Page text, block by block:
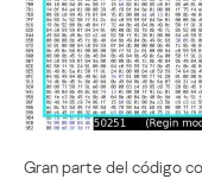
Gran parte del código